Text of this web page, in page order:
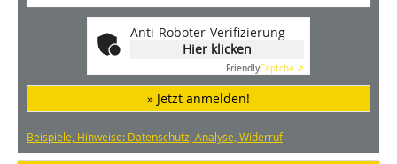
Anti-Roboter-Verifizierung
Hier klicken
FriendlyCaptcha ⇗
» Jetzt anmelden!
Beispiele, Hinweise: Datenschutz, Analyse, Widerruf